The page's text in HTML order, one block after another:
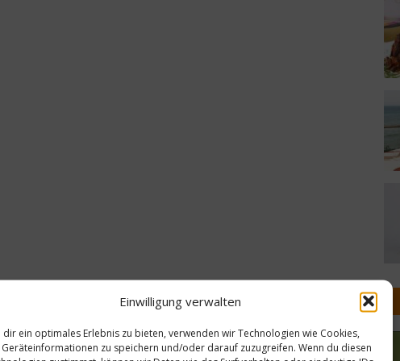
Einwilligung verwalten
dir ein optimales Erlebnis zu bieten, verwenden wir Technologien wie Cookies,
Geräteinformationen zu speichern und/oder darauf zuzugreifen. Wenn du diesen